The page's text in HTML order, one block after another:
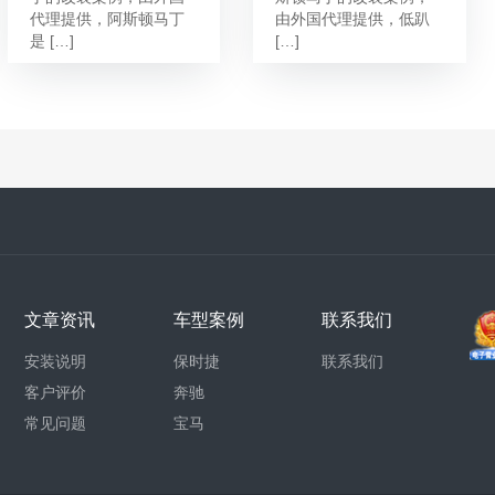
代理提供，阿斯顿马丁
是 […]
由外国代理提供，低趴
[…]
文章资讯
安装说明
客户评价
常见问题
车型案例
保时捷
奔驰
宝马
联系我们
联系我们